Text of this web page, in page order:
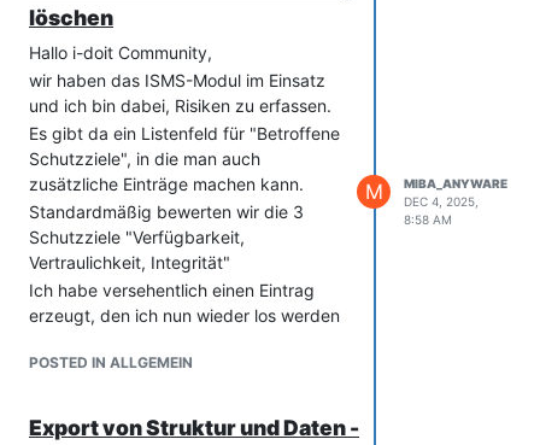
löschen
Hallo i-doit Community,
wir haben das ISMS-Modul im Einsatz
und ich bin dabei, Risiken zu erfassen.
Es gibt da ein Listenfeld für "Betroffene
Schutzziele", in die man auch
zusätzliche Einträge machen kann.
Standardmäßig bewerten wir die 3
Schutzziele "Verfügbarkeit,
Vertraulichkeit, Integrität"
Ich habe versehentlich einen Eintrag
erzeugt, den ich nun wieder los werden
POSTED IN ALLGEMEIN
M
MIBA_ANYWARE
DEC 4, 2025,
8:58 AM
Export von Struktur und Daten -